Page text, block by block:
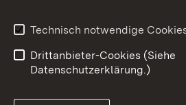
Benutzungshinweise
Technisch notwendige
Drittanbieter-Cookies (Siehe
Datenschutzerklärung.)